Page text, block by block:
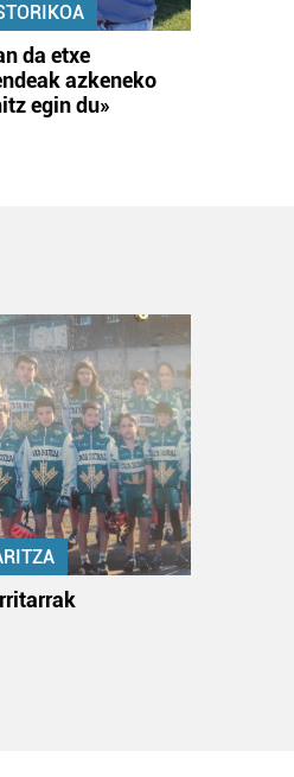
da etxe
azkeneko
egin du»